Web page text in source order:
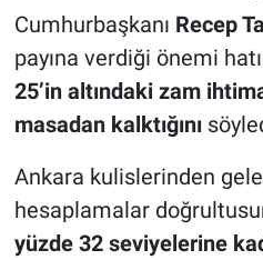
Cumhurbaşkanı Recep
payına verdiği önemi
25’in altındaki zam
masadan kalktığını
Ankara kulislerinden
hesaplamalar
yüzde 32 seviyelerine